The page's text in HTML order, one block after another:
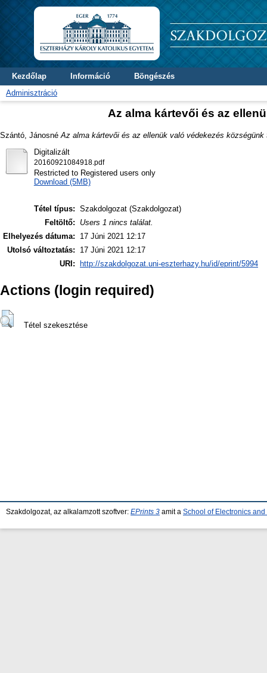
Kezdőlap Információ
Böngészés
Adminisztráció
Az alma kártevői és az
Szántó, Jánosné Az alma kártevői és az ellenük való védekezés községünk
Digitalizált
20160921084918.pdf
Restricted to Registered users only
Download (5MB)
Tétel típus: Szakdolgozat (Szakdolgozat)
Feltöltő:
Users 1 nincs találat.
Elhelyezés dátuma:
17 Júni 2021 12:17
Utolsó változtatás:
17 Júni 2021 12:17
URI:
http://szakdolgozat.uni-eszterhazy.hu/id/eprint/5994
Actions (login required)
Tétel szekesztése
Szakdolgozat, az alkalamzott szoftver: EPrints 3 amit a School of Electronics